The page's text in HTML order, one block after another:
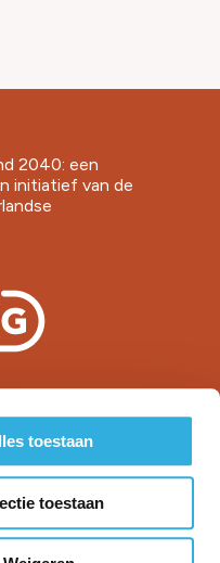
toestaan
toestaan
2040: een
initiatief van de